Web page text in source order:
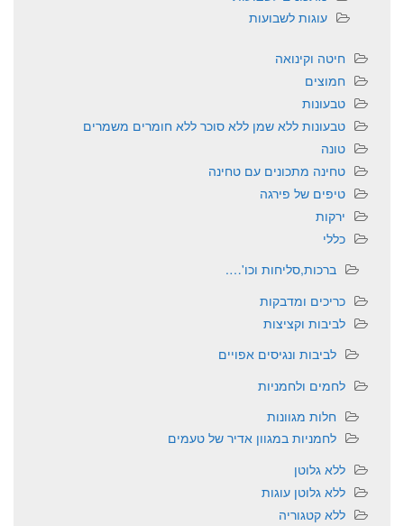
עוגות לשבועות
חיטה וקינואה
חמוצים
טבעונות
טבעונות ללא שמן ללא סוכר ללא חומרים משמרים
טונה
טחינה מתכונים עם טחינה
טיפים של פירגה
ירקות
כללי
ברכות,סליחות וכו'….
כריכים ומדבקות
לביבות וקציצות
לביבות ונגיסים אפויים
לחמים ולחמניות
חלות מגוונות
לחמניות במגוון אדיר של טעמים
ללא גלוטן
ללא גלוטן עוגות
ללא קטגוריה